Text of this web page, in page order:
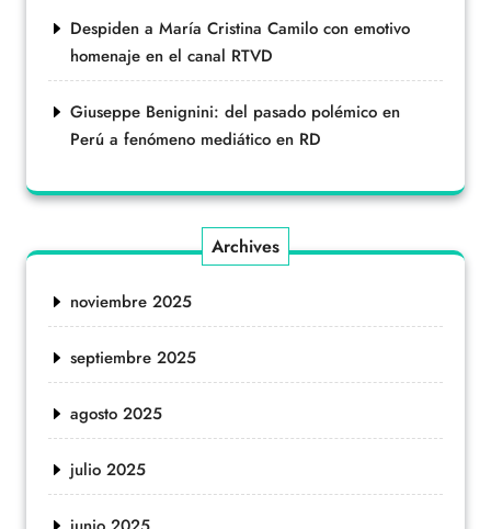
Despiden a María Cristina Camilo con emotivo
homenaje en el canal RTVD
Giuseppe Benignini: del pasado polémico en
Perú a fenómeno mediático en RD
Archives
noviembre 2025
septiembre 2025
agosto 2025
julio 2025